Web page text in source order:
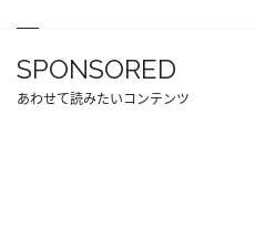
SPONSORED
あわせて読みたいコンテンツ